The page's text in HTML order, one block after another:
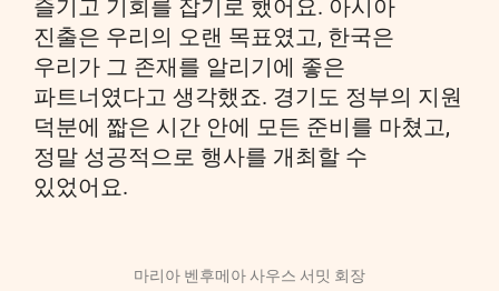
즐기고 기회를 잡기로 했어요. 아시아
진출은 우리의 오랜 목표였고, 한국은
우리가 그 존재를 알리기에 좋은
파트너였다고 생각했죠. 경기도 정부의 지원
덕분에 짧은 시간 안에 모든 준비를 마쳤고,
정말 성공적으로 행사를 개최할 수
있었어요.
마리아 벤후메아 사우스 서밋 회장